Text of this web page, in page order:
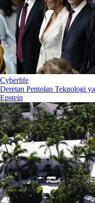
Cyberlife
Deretan Pentolan Teknologi
Epstein